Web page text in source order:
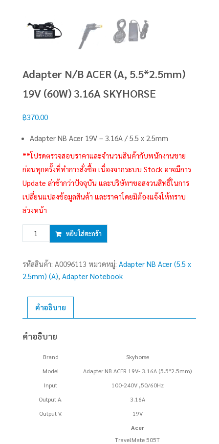
Adapter N/B ACER (A, 5.5*2.5mm)
19V (60W) 3.16A SKYHORSE
฿370.00
Adapter NB Acer 19V – 3.16A / 5.5 x 2.5mm
**โปรดตรวจสอบราคาและจำนวนสินค้ากับพนักงานขาย
ก่อนทุกครั้งที่ทำการสั่งซื้อ เนื่องจากระบบ Stock อาจมีการ
Update ล่าช้ากว่าปัจจุบัน และบริษัทฯขอสงวนสิทธิ์ในการ
เปลี่ยนแปลงข้อมูลสินค้า และราคาโดยมิต้องแจ้งให้ทราบ
ล่วงหน้า
จำนวน
Adapter
ACER
(A,
SKYHORSE
หยิบใส่ตะกร้า
รหัสสินค้า: A0096113 หมวดหมู่: Adapter NB Acer (5.5 x
2.5mm) (A) Adapter Notebook
คำอธิบาย
คำอธิบาย
Brand
Skyhorse
Model
Adapter NB ACER 19V- 3.16A (5.5*2.5mm)
Input
100-240V ,50/60Hz
Output A.
3.16A
Output V.
19V
Acer
TravelMate 505T